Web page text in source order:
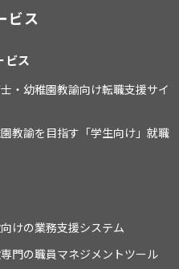
ビス
ビス
・幼稚園教諭向け転職支援サイ
教諭を目指す「学生向け」就職
けの業務支援システム
門の職員マネジメントツール